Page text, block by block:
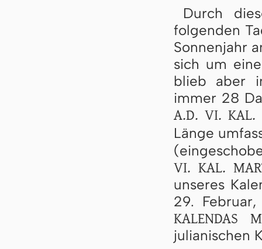
Durch
folgenden
Sonnenjahr
sich um
blieb aber
immer 28
A.D. VI. KAL.
Länge
VI. KAL.
unseres
29.
KALENDAS
julianischen